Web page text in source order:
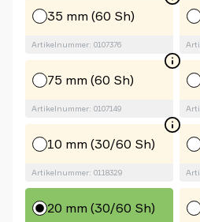
35 mm (60 Sh)
Artikelnummer: 0107376
75 mm (60 Sh)
Artikelnummer: 0107149
10 mm (30/60 Sh)
Artikelnummer: 0118329
20 mm (30/60 Sh)